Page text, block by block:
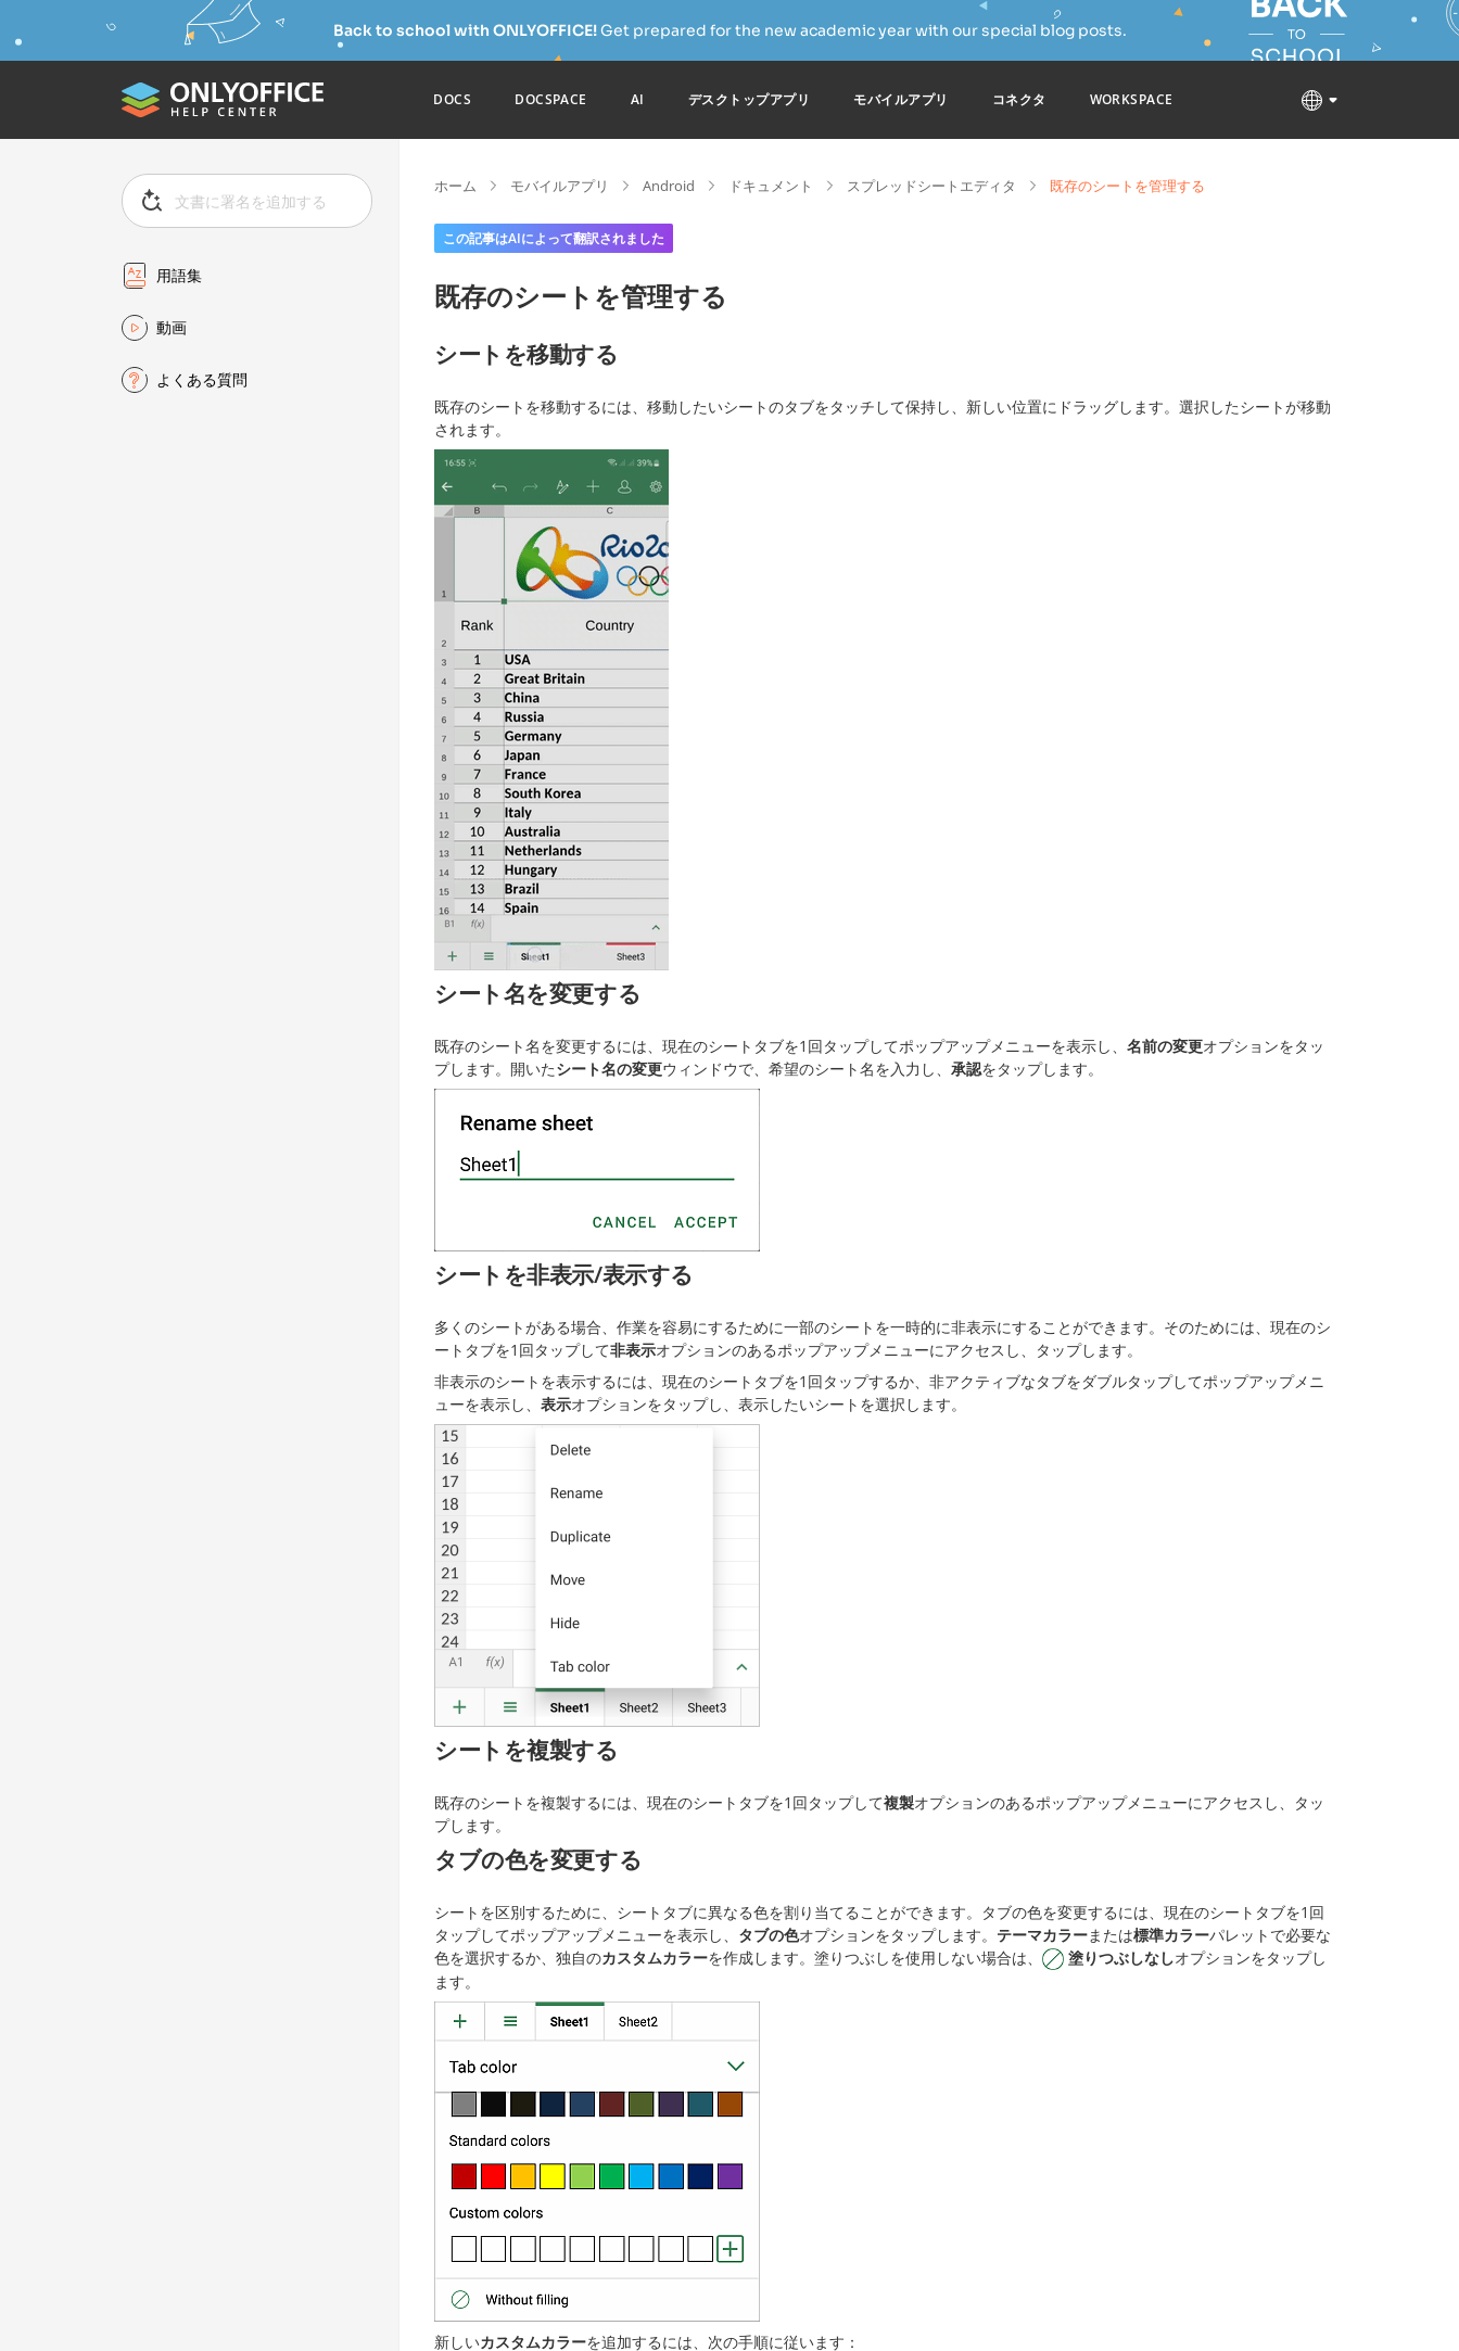
Back to school with ONLYOFFICE!Get prepared for the new academic year with our special blog posts.
DOCS DOCSPACE AI デスクトップアプリ モバイルアプリ コネクタ WORKSPACE
用語集
動画
よくある質問
ホーム モバイルアプリ Android ドキュメント スプレッドシートエディタ 既存のシートを管理する
この記事はAIによって翻訳されました
既存のシートを管理する
シートを移動する
既存のシートを移動するには、移動したいシートのタブをタッチして保持し、新しい位置にドラッグします。選択したシートが移動
されます。
シート名を変更する
既存のシート名を変更するには、現在のシートタブを1回タップしてポップアップメニューを表示し、 名前の変更オプションをタッ
プします。開いたシート名の変更ウィンドウで、希望のシート名を入力し、 承認をタップします。
シートを非表示/表示する
多くのシートがある場合、作業を容易にするために一部のシートを一時的に非表示にすることができます。そのためには、現在のシ
ートタブを1回タップして非表示オプションのあるポップアップメニューにアクセスし、タップします。
非表示のシートを表示するには、現在のシートタブを1回タップするか、非アクティブなタブをダブルタップしてポップアップメニ
ューを表示し、 表示オプションをタップし、表示したいシートを選択します。
シートを複製する
既存のシートを複製するには、現在のシートタブを1回タップして複製オプションのあるポップアップメニューにアクセスし、タッ
プします。
タブの色を変更する
シートを区別するために、シートタブに異なる色を割り当てることができます。タブの色を変更するには、現在のシートタブを1回
タップしてポップアップメニューを表示し、 タブの色オプションをタップします。 テーマカラーまたは標準カラーパレットで必要な
色を選択するか、独自のカスタムカラーを作成します。塗りつぶしを使用しない場合は、 塗りつぶしなしオプションをタップし
ます。
新しいカスタムカラーを追加するには、次の手順に従います：